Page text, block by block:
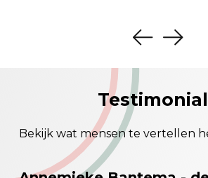
Bekijk wat mensen te vertellen